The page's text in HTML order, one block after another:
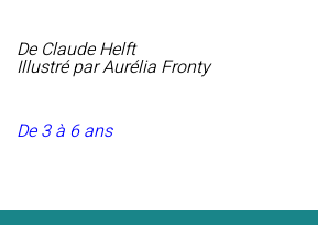
De Claude Helft
Illustré par Aurélia Fronty
De 3 à 6 ans